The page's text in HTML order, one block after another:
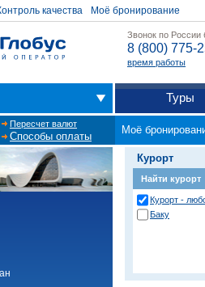
качества Моё бронирование
Звонок по России
8 (800) 775-
время работы
Туры
Пересчет валют
Способы оплаты
Моё
Курорт
Найти курорт
Курорт -
Баку